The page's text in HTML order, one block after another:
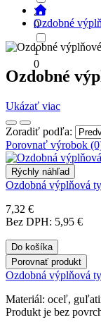
2
0
1
0
Ozdobné
Ozdobné
Ukázať viac
Zoradiť podľa:
Porovnať výrobok
Rýchly náhľad
Ozdobná výplňová
7,32 €
Bez DPH: 5,95 €
Do košíka
Porovnať produkt
Ozdobná výplňová
Materiál: oceľ,
Produkt je bez